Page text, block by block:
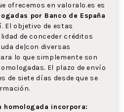
ofrecemos en valoralo.es es
por Banco de España
El objetivo de estas
de conceder créditos
de|con diversas
lo que simplemente son
El plazo de envío
de siete días desde que se
homologada incorpora: